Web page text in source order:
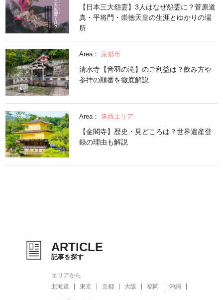
【日本三大怨霊】3人はなぜ怨霊に？菅原道
真・平将門・崇徳天皇の生涯とゆかりの場
所
Area： 京都市
清水寺【音羽の滝】のご利益は？飲み方や
参拝の順番を徹底解説
Area： 洛西エリア
【金閣寺】歴史・見どころは？世界遺産登
録の理由も解説
ARTICLE
記事を探す
エリアから
北海道
東京 京都 大阪 福岡 沖縄